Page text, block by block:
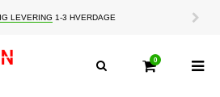
LEVERING 1-3 HVERDAGE
0